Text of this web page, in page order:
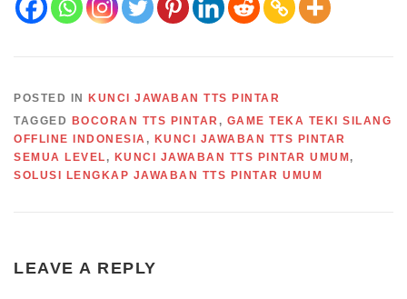
POSTED IN
KUNCI JAWABAN TTS PINTAR
TAGGED
BOCORAN TTS PINTAR , GAME TEKA TEKI SILANG
OFFLINE INDONESIA , KUNCI JAWABAN TTS PINTAR
SEMUA LEVEL , KUNCI JAWABAN TTS PINTAR UMUM ,
SOLUSI LENGKAP JAWABAN TTS PINTAR UMUM
LEAVE A REPLY